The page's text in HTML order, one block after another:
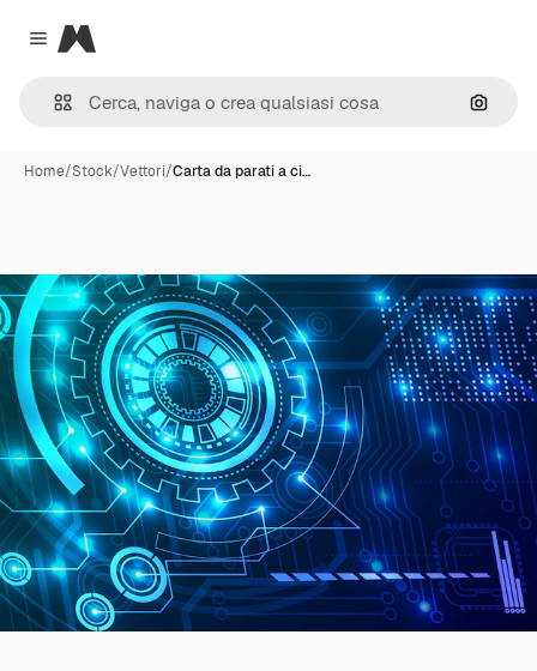
Close menu
Magnific
Cerca
Home/Stock/Vettori/Carta da parati a ci…